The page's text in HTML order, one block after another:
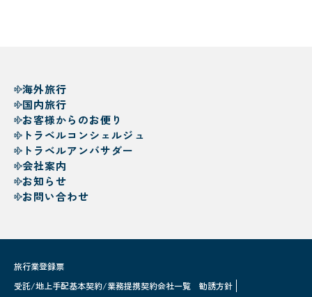
海外旅行
国内旅行
お客様からのお便り
トラベルコンシェルジュ
トラベルアンバサダー
会社案内
お知らせ
お問い合わせ
旅行業登録票
受託/地上手配基本契約/業務提携契約会社一覧
勧誘方針